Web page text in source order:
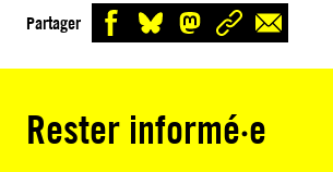
Partager
Rester informé·e